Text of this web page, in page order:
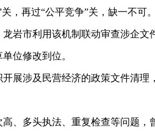
，再过“公平竞争”关，缺一不可
市利用该机制联动审查涉企文
位修改到位。
涉及民营经济的政策文件清理
高、多头执法、重复检查等问题，